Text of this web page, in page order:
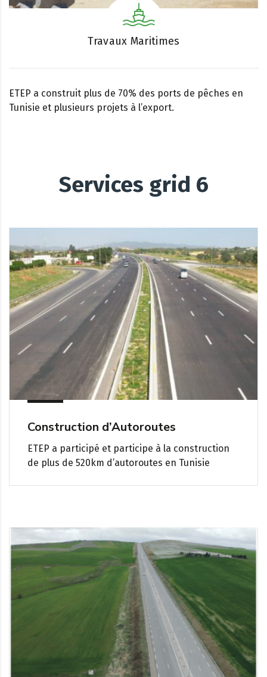
Travaux Maritimes
ETEP a construit plus de 70% des ports de pêches en
Tunisie et plusieurs projets à l’export.
Services grid 6
Construction d’Autoroutes
ETEP a participé et participe à la construction
de plus de 520km d’autoroutes en Tunisie